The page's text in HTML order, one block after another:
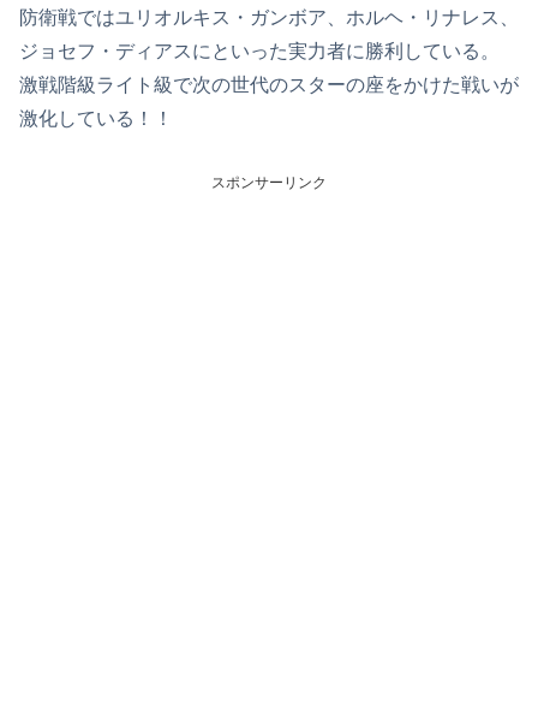
防衛戦ではユリオルキス・ガンボア、ホルヘ・リナレス、
ジョセフ・ディアスにといった実力者に勝利している。
激戦階級ライト級で次の世代のスターの座をかけた戦いが
激化している！！
スポンサーリンク